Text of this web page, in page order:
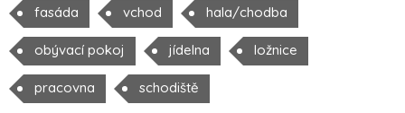
fasáda vchod hala/chodba
obývací pokoj jídelna ložnice
pracovna schodiště